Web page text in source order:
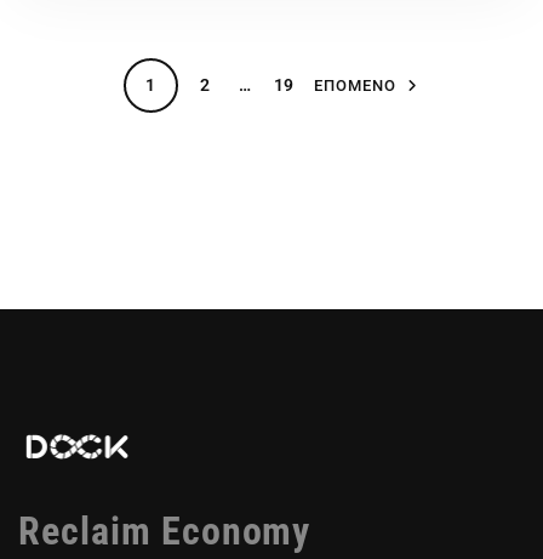
1 2 … 19 ΕΠΟΜΕΝΟ
Reclaim Economy